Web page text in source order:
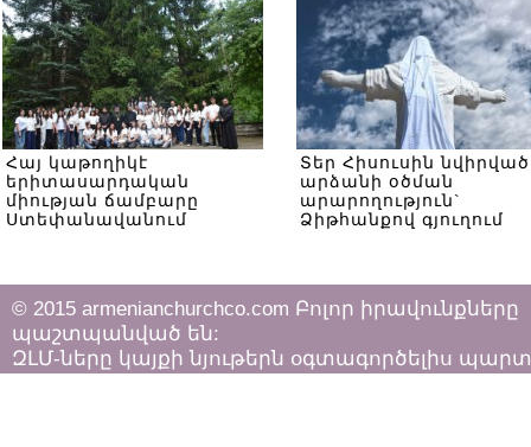
Հայ կաթողիկէ
երիտասարդական
միության ճամբարը
Ստեփանավանում
Տեր Հիսուսին նվիրված
արձանի օծման
արարողություն`
Ձիթհանքով գյուղում
© 2015 armenianchurchco.com Բոլոր իրավունքները
պաշտպանված են:
ԶԼՄ-ները կայքի նյութերն օգտագործելիս